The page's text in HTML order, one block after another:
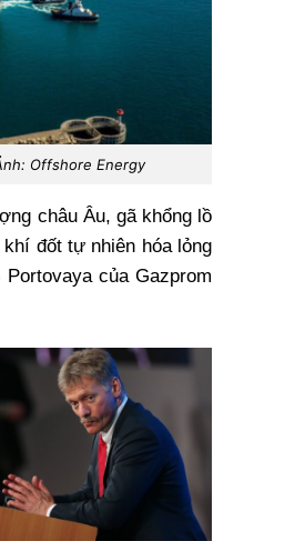
Offshore Energy
châu Âu, gã khổng lồ
đốt tự nhiên hóa lỏng
của Gazprom